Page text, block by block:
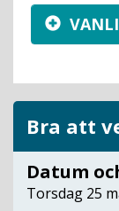
Bra att
Datum
Torsdag 25